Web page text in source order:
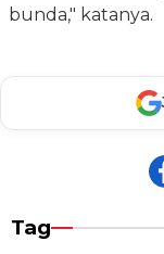
bunda," katanya.
Tag